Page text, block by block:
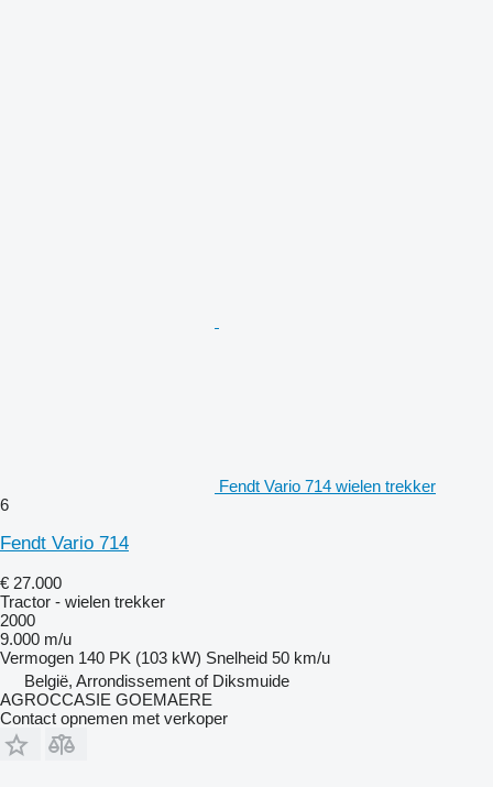
Fendt Vario 714 wielen trekker
6
Fendt Vario 714
€ 27.000
Tractor - wielen trekker
2000
9.000 m/u
Vermogen 140 PK (103 kW) Snelheid 50 km/u
België, Arrondissement of Diksmuide
AGROCCASIE GOEMAERE
Contact opnemen met verkoper